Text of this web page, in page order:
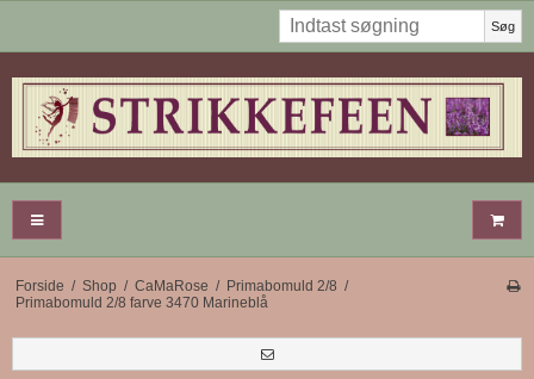
Søg
Forside / Shop / CaMaRose / Primabomuld 2/8 /
Primabomuld 2/8 farve 3470 Marineblå